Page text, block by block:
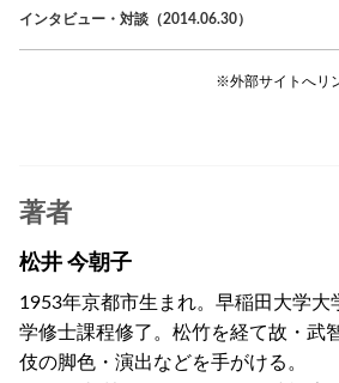
インタビュー・対談（2014.06.30）
※外部サイトへリ
著者
松井 今朝子
1953年京都市生まれ。早稲田大学大
学修士課程修了。松竹を経て故・武
伎の脚色・演出などを手がける。